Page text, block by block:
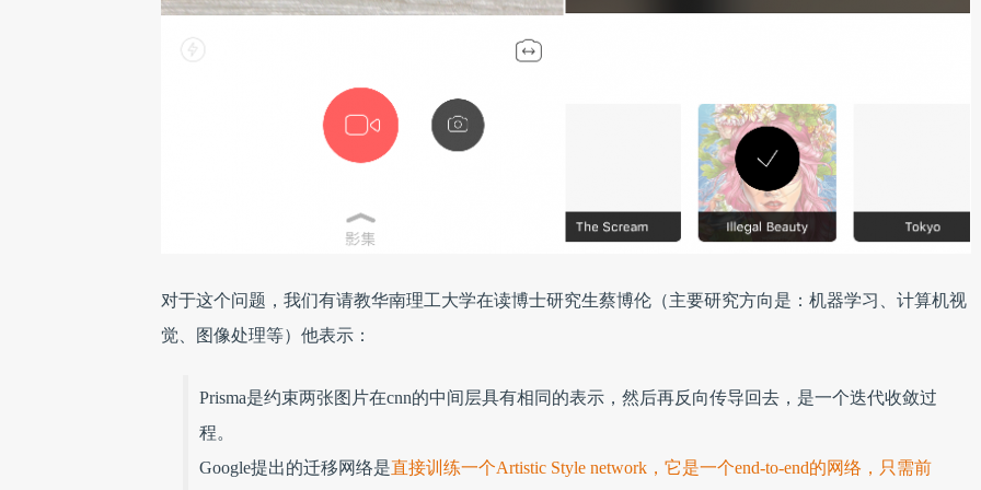
对于这个问题，我们有请教华南理工大学在读博士研究生蔡博伦（主要研究方向是：机器学习、计算机视
觉、图像处理等）他表示：
Prisma是约束两张图片在cnn的中间层具有相同的表示，然后再反向传导回去，是一个迭代收敛过
程。
Google提出的迁移网络是直接训练一个Artistic Style network，它是一个end-to-end的网络，只需前